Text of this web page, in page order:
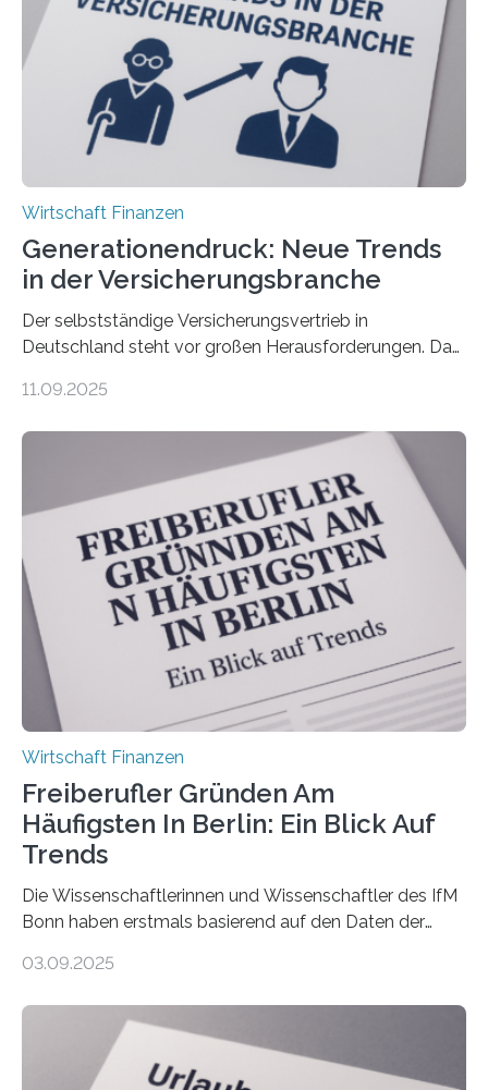
Wirtschaft Finanzen
Generationendruck: Neue Trends
in der Versicherungsbranche
Der selbstständige Versicherungsvertrieb in
Deutschland steht vor großen Herausforderungen. Das
Dr. Matthias Beenken und Prof. Dr. Lukas Linnenbrink
Bundesverbands Deutscher Versicherungskaufleute e.V.
durchgeführt haben. Die Studie basiert auf den
Antworten von 1.440 selbstständigen
Versicherungsvertreter*innen und -makler*innen. Ein
Ergebnis: Deutlich mehr als die Hälfte der Befragten ist
über 50 Jahre alt und wird in den nächsten Jahren eine
Nachfolgeregelung benötigen. Aber nur ein Drittel hat
bereits Regelungen…
11.09.2025
Wirtschaft Finanzen
Freiberufler Gründen Am
Häufigsten In Berlin: Ein Blick Auf
Trends
Die Wissenschaftlerinnen und Wissenschaftler des IfM
Bonn haben erstmals basierend auf den Daten der
Landkreise mit den meisten Gründungen von
ist demnach Berlin. Betrachtet man nur die Gründungen
der Freiberuflerinnen, so liegt Leipzig an der Spitze. In
Berlin starteten in 2024 die meisten Personen in eine
03.09.2025